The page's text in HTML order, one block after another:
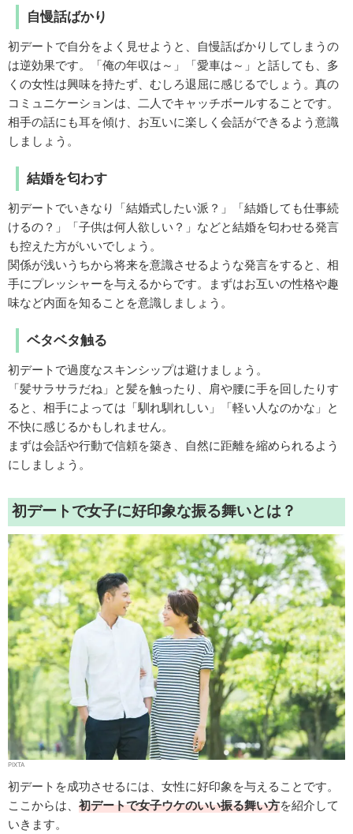
自慢話ばかり
初デートで自分をよく見せようと、自慢話ばかりしてしまうの
は逆効果です。「俺の年収は～」「愛車は～」と話しても、多
くの女性は興味を持たず、むしろ退屈に感じるでしょう。真の
コミュニケーションは、二人でキャッチボールすることです。
相手の話にも耳を傾け、お互いに楽しく会話ができるよう意識
しましょう。
結婚を匂わす
初デートでいきなり「結婚式したい派？」「結婚しても仕事続
けるの？」「子供は何人欲しい？」などと結婚を匂わせる発言
も控えた方がいいでしょう。
関係が浅いうちから将来を意識させるような発言をすると、相
手にプレッシャーを与えるからです。まずはお互いの性格や趣
味など内面を知ることを意識しましょう。
ベタベタ触る
初デートで過度なスキンシップは避けましょう。
「髪サラサラだね」と髪を触ったり、肩や腰に手を回したりす
ると、相手によっては「馴れ馴れしい」「軽い人なのかな」と
不快に感じるかもしれません。
まずは会話や行動で信頼を築き、自然に距離を縮められるよう
にしましょう。
初デートで女子に好印象な振る舞いとは？
PIXTA
初デートを成功させるには、女性に好印象を与えることです。
ここからは、 初デートで女子ウケのいい振る舞い方を紹介して
いきます。